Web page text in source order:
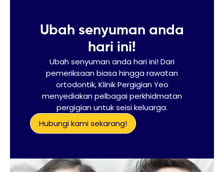
Ubah senyuman anda
hari ini!
Ubah senyuman anda hari ini! Dari
pemeriksaan biasa hingga rawatan
ortodontik, Klinik Pergigian Yeo
menyediakan pelbagai perkhidmatan
pergigian untuk seisi keluarga.
Hubungi kami sekarang!